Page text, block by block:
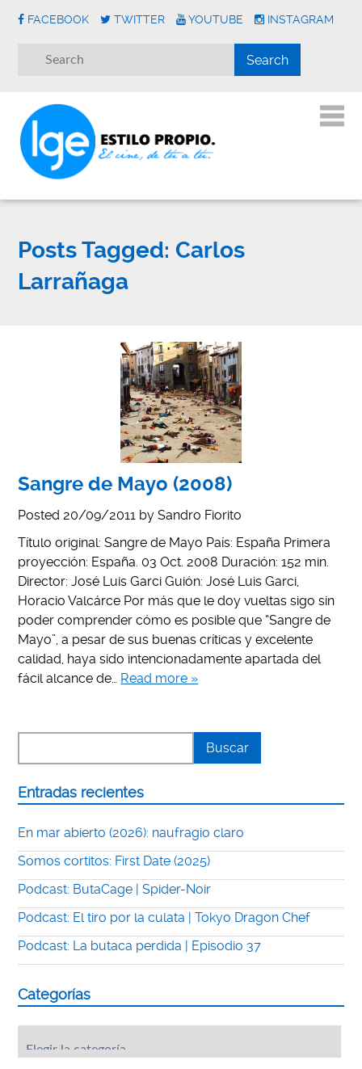
FACEBOOK TWITTER YOUTUBE INSTAGRAM
Posts Tagged: Carlos
Larrañaga
Sangre de Mayo (2008)
Posted 20/09/2011 bySandro Fiorito
Título original: Sangre de Mayo País: España Primera
proyección: España. 03 Oct. 2008 Duración: 152 min.
Director: José Luis Garci Guión: José Luis Garci,
Horacio Valcárce Por más que le doy vueltas sigo sin
poder comprender cómo es posible que “Sangre de
Mayo”, a pesar de sus buenas críticas y excelente
calidad, haya sido intencionadamente apartada del
fácil alcance de… Read more »
Entradas recientes
En mar abierto (2026): naufragio claro
Somos cortitos: First Date (2025)
Podcast: ButaCage | Spider-Noir
Podcast: El tiro por la culata | Tokyo Dragon Chef
Podcast: La butaca perdida | Episodio 37
Categorías